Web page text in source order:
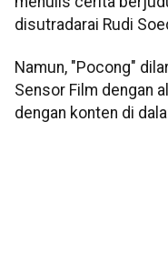
disutradarai Rudi
Namun, "Pocong"
Sensor Film dengan
dengan konten di